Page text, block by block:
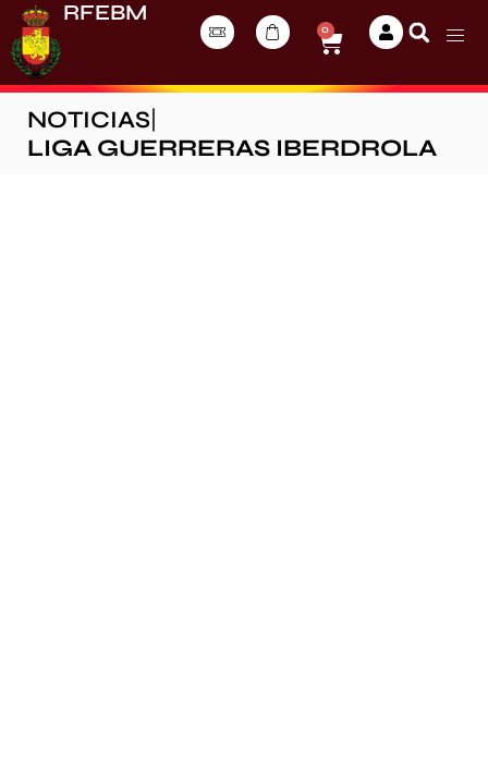
RFEBM
0
NOTICIAS
LIGA GUERRERAS IBERDROLA